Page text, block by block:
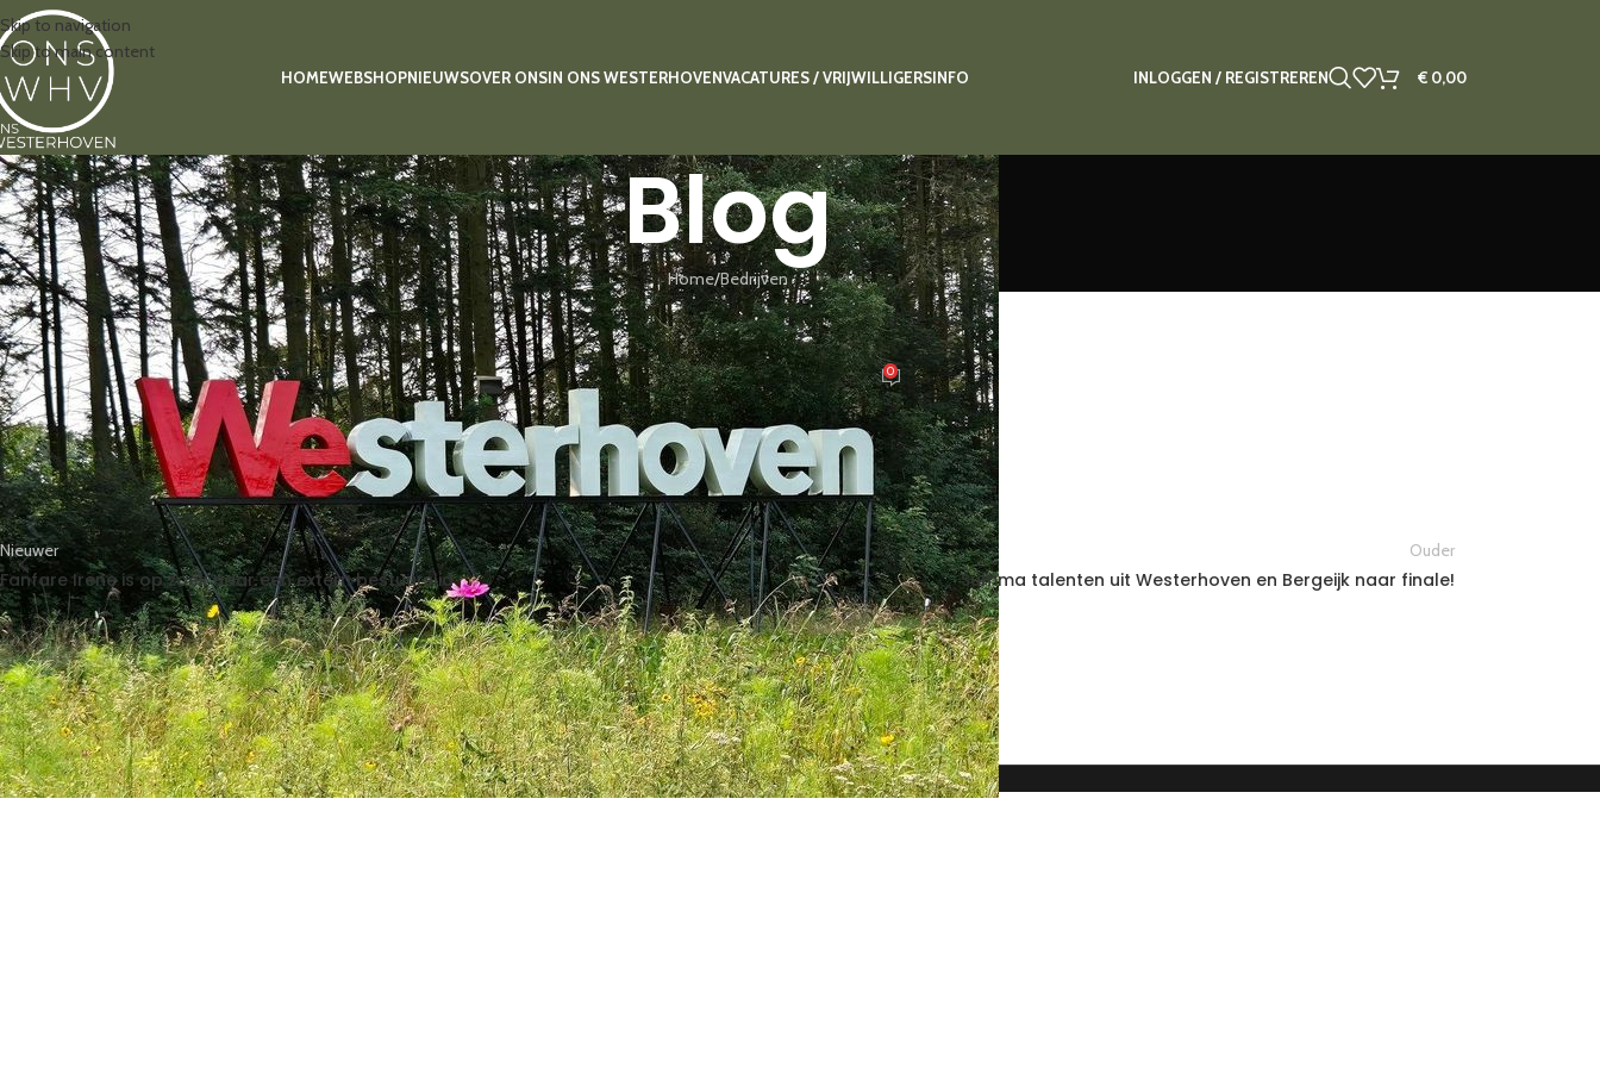
Skip to navigation
Skip to main content
HOMEWEBSHOPNIEUWSOVER ONSIN ONS WESTERHOVENVACATURES / VRIJWILLIGERSINFO INLOGGEN / REGISTREREN € 0,00
Blog
Home Bedrijven
BEDRIJVEN,WINKEL
Foodpoint Westerhoven
Geplaatst door getprautAan 6 maart 2026 0
Nieuwer
Fanfare Irene is op zoek naar een extern bestuurslid
Ouder
Summa talenten uit Westerhoven en Bergeijk naar finale!
Gemaakt doorGet Praut© 2026